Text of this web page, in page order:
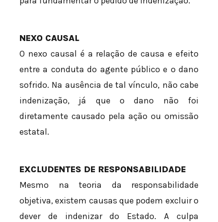
NEXO CAUSAL
O nexo causal é a relação de causa e efeito
entre a conduta do agente público e o dano
sofrido. Na ausência de tal vínculo, não cabe
indenização, já que o dano não foi
diretamente causado pela ação ou omissão
estatal.
EXCLUDENTES DE RESPONSABILIDADE
Mesmo na teoria da responsabilidade
objetiva, existem causas que podem excluir o
dever de indenizar do Estado. A culpa